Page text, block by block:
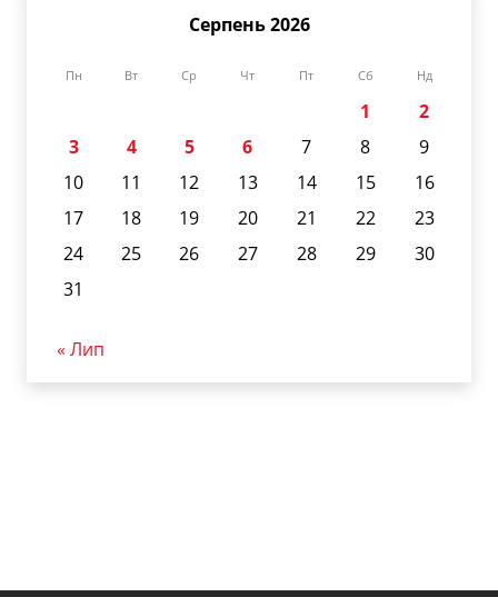
Серпень 2026
Пн Вт Ср Чт Пт Сб Нд
1
2
3
4 5 6 7 8
9
10
11 12 13 14 15
16
17
18 19 20 21 22
23
24
25 26 27 28 29
30
31
« Лип